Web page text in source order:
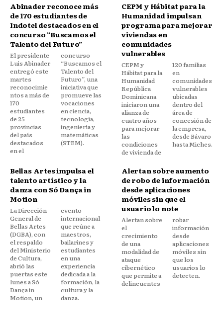
Abinader reconoce más
de 170 estudiantes de
Indotel destacados en el
concurso “Buscamos el
Talento del Futuro”
El presidente
Luis Abinader
entregó este
martes
reconocimie
ntos a más de
170
estudiantes
de 25
provincias
del país
destacados
en el
concurso
“Buscamos el
Talento del
Futuro”, una
iniciativa que
promueve las
vocaciones
en ciencia,
tecnología,
ingeniería y
matemáticas
(STEM).
CEPM y Hábitat para la
Humanidad impulsan
programa para mejorar
viviendas en
comunidades
vulnerables
CEPM y
Hábitat para la
Humanidad
República
Dominicana
iniciaron una
alianza de
cuatro años
para mejorar
las
condiciones
de vivienda de
120 familias
en
comunidades
vulnerables
ubicadas
dentro del
área de
concesión de
la empresa,
desde Bávaro
hasta Miches.
Bellas Artes impulsa el
talento artístico y la
danza con Só Dança in
Motion
La Dirección
General de
Bellas Artes
(DGBA), con
el respaldo
del Ministerio
de Cultura,
abrió las
puertas este
lunes a Só
Dança in
Motion, un
evento
internacional
que reúne a
maestros,
bailarines y
estudiantes
en una
experiencia
dedicada a la
formación, la
cultura y la
danza.
Alertan sobre aumento
de robo de información
desde aplicaciones
móviles sin que el
usuario lo note
Alertan sobre
el
crecimiento
de una
modalidad de
ataque
cibernético
que permite a
delincuentes
robar
información
desde
aplicaciones
móviles sin
que los
usuarios lo
detecten.